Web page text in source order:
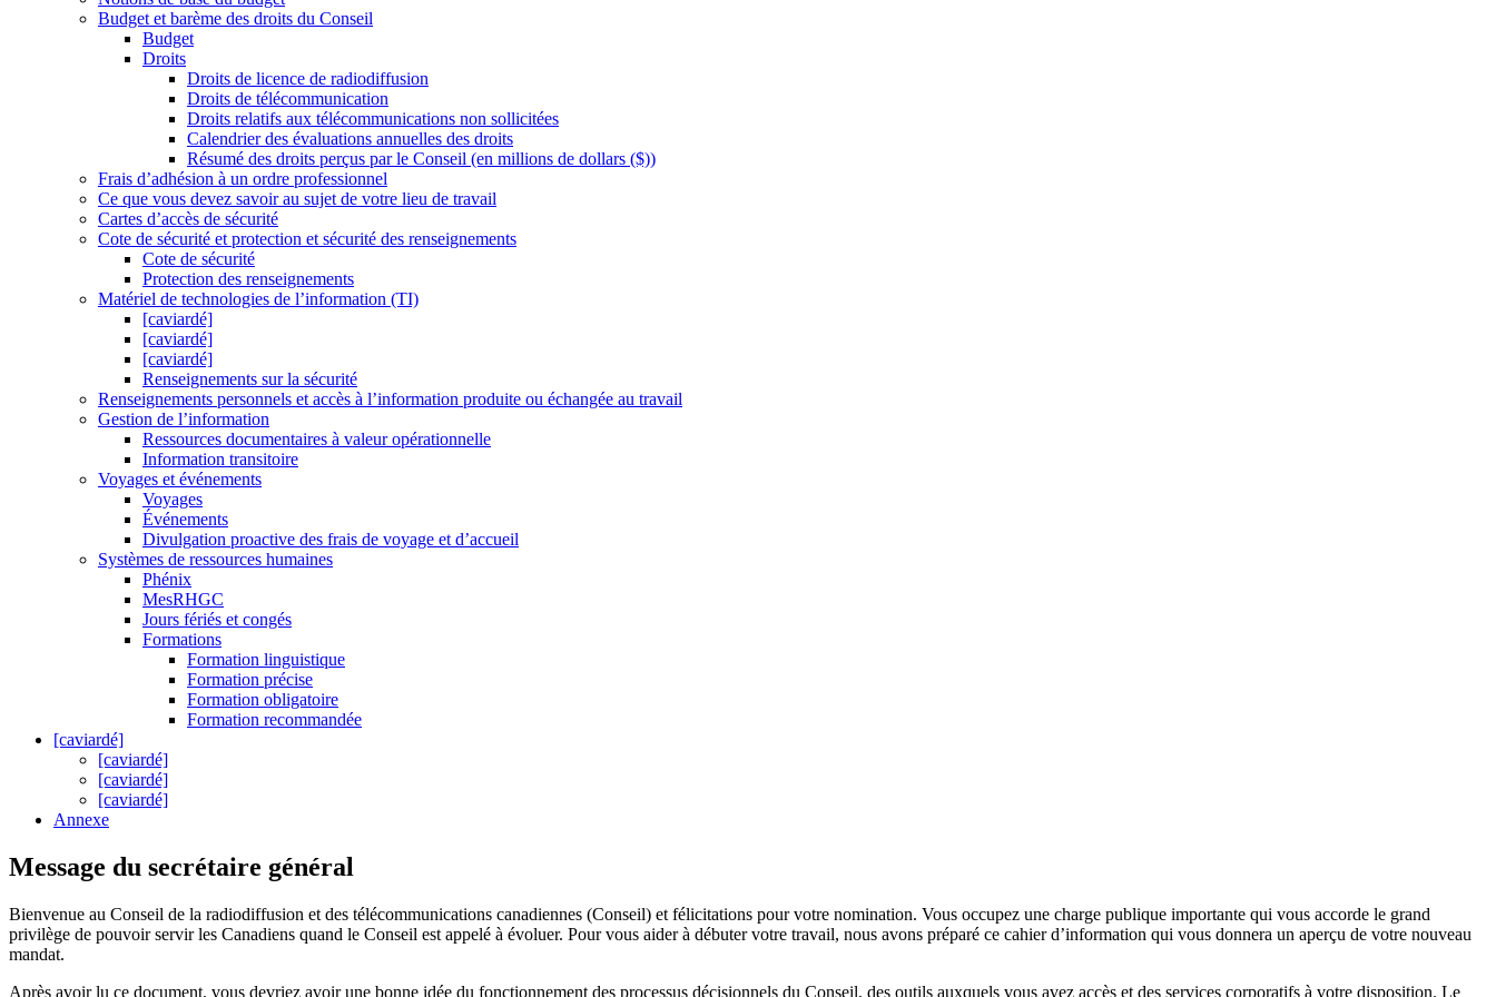
Budget et barème des droits du Conseil
Budget
Droits
Droits de licence de radiodiffusion
Droits de télécommunication
Droits relatifs aux télécommunications non sollicitées
Calendrier des évaluations annuelles des droits
Résumé des droits perçus par le Conseil (en millions de dollars ($))
Frais d’adhésion à un ordre professionnel
Ce que vous devez savoir au sujet de votre lieu de travail
Cartes d’accès de sécurité
Cote de sécurité et protection et sécurité des renseignements
Cote de sécurité
Protection des renseignements
Matériel de technologies de l’information (TI)
[caviardé]
[caviardé]
[caviardé]
Renseignements sur la sécurité
Renseignements personnels et accès à l’information produite ou échangée au travail
Gestion de l’information
Ressources documentaires à valeur opérationnelle
Information transitoire
Voyages et événements
Voyages
Événements
Divulgation proactive des frais de voyage et d’accueil
Systèmes de ressources humaines
Phénix
MesRHGC
Jours fériés et congés
Formations
Formation linguistique
Formation précise
Formation obligatoire
Formation recommandée
[caviardé]
[caviardé]
[caviardé]
[caviardé]
Annexe
Message du secrétaire général
Bienvenue au Conseil de la radiodiffusion et des télécommunications canadiennes (Conseil) et félicitations pour votre nomination. Vous occupez une charge publique importante qui vous accorde le grand
privilège de pouvoir servir les Canadiens quand le Conseil est appelé à évoluer. Pour vous aider à débuter votre travail, nous avons préparé ce cahier d’information qui vous donnera un aperçu de votre nouveau
mandat.
Après avoir lu ce document, vous devriez avoir une bonne idée du fonctionnement des processus décisionnels du Conseil, des outils auxquels vous avez accès et des services corporatifs à votre disposition. Le